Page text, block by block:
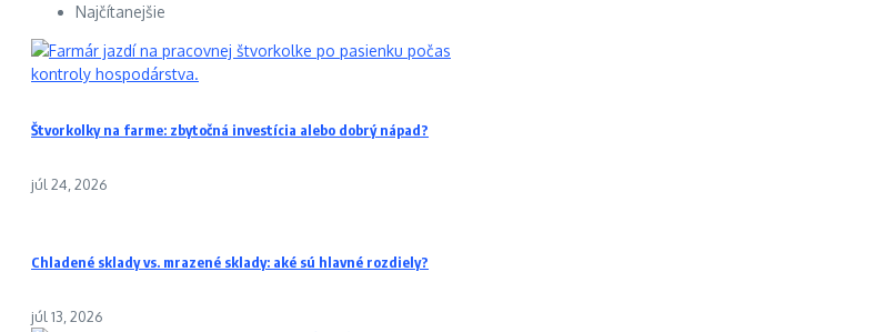
Najčítanejšie
Štvorkolky na farme: zbytočná investícia alebo dobrý nápad?
júl 24, 2026
Chladené sklady vs. mrazené sklady: aké sú hlavné rozdiely?
júl 13, 2026